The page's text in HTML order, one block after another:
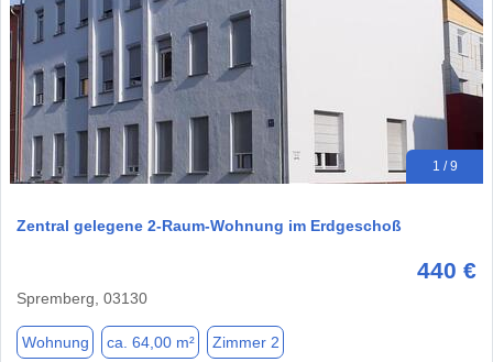
1 / 9
Zentral gelegene 2-Raum-Wohnung im Erdgeschoß
440 €
Spremberg, 03130
Wohnung ca. 64,00 m² Zimmer 2